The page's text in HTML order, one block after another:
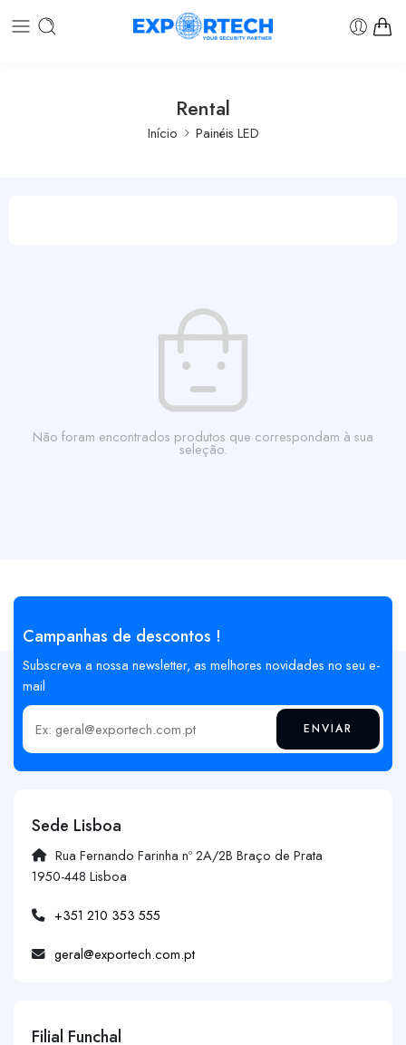
Rental
Início Painéis LED
Não foram encontrados produtos que correspondam à sua
seleção.
Campanhas de descontos !
Subscreva a nossa newsletter, as melhores novidades no seu e-
mail
Insira o seu email ENVIAR
Sede Lisboa
Rua Fernando Farinha nº 2A/2B Braço de Prata
1950-448 Lisboa
+351 210 353 555
geral@exportech.com.pt
Filial Funchal